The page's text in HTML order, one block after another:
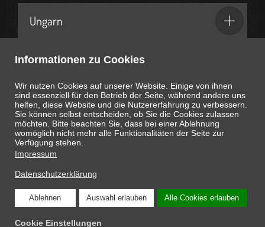
Informationen zu Cookies
Wir nutzen Cookies auf unserer Website. Einige von ihnen
sind essenziell für den Betrieb der Seite, während andere uns
helfen, diese Website und die Nutzererfahrung zu verbessern.
Sie können selbst entscheiden, ob Sie die Cookies zulassen
möchten. Bitte beachten Sie, dass bei einer Ablehnung
womöglich nicht mehr alle Funktionalitäten der Seite zur
Verfügung stehen.
Impressum
Datenschutzerklärung
Ablehnen Auswahl erlauben Alle Cookies erlauben
Cookie Einstellungen
Ungarn
Geschenkideen & Partner
Heute istAugust 9, 2026 13:51:52Uhr
COPYRIGHT © 2026 ONLINE-MAGAZIN SCHNAPPEN.AT: DIE INTERESSANTEN